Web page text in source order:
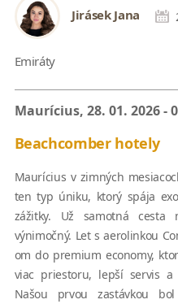
Jirásek Jana
Emiráty
Maurícius, 28. 01. 2026 -
Beachcomber hotely
Maurícius v zimných
ten typ úniku, ktorý spája
zážitky. Už samotná
výnimočný. Let s aerolinkou
om do premium economy,
viac priestoru, lepší servis
Našou prvou zastávkou